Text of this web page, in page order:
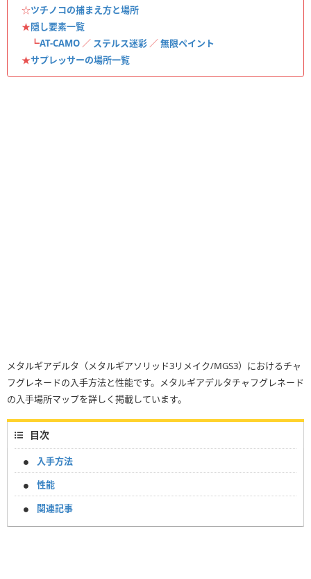
☆ツチノコの捕まえ方と場所
★隠し要素一覧
┗AT-CAMO ／ ステルス迷彩 ／無限ペイント
★サプレッサーの場所一覧
メタルギアデルタ（メタルギアソリッド3リメイク/MGS3）におけるチャ
フグレネードの入手方法と性能です。メタルギアデルタチャフグレネード
の入手場所マップを詳しく掲載しています。
目次
入手方法
性能
関連記事